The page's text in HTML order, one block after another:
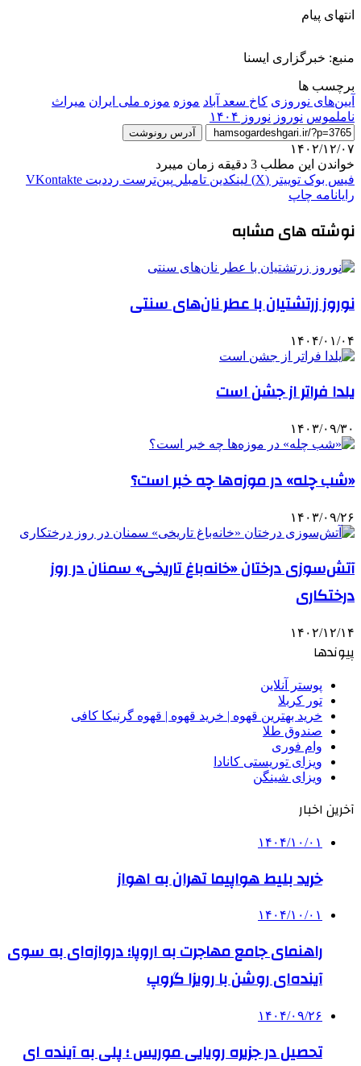
انتهای پیام
منبع: خبرگزاری ایسنا
برچسب ها
آیین‌های نوروزی کاخ سعد آباد موزه موزه ملی ایران میراث
ناملموس نوروز نوروز ۱۴۰۴
آدرس رونوشت
۱۴۰۲/۱۲/۰۷
خواندن این مطلب 3 دقیقه زمان میبرد
فیس بوک توییتر (X) لینکدین ‫تامبلر ‫پین‌ترست ‫رددیت ‫VKontakte
رایانامه چاپ
نوشته های مشابه
نوروز زرتشتیان با عطر نان‌های سنتی
۱۴۰۴/۰۱/۰۴
یلدا فراتر از جشن است
۱۴۰۳/۰۹/۳۰
«شب چله» در موزه‌ها چه خبر است؟
۱۴۰۳/۰۹/۲۶
آتش‌سوزی درختان «خانه‌باغ تاریخی» سمنان در روز
درختکاری
۱۴۰۲/۱۲/۱۴
پیوندها
پوستر آنلاین
تور کربلا
خرید بهترین قهوه | خرید قهوه | قهوه گرنیکا کافی
صندوق طلا
وام فوری
ویزای توریستی کانادا
ویزای شینگن
آخرین اخبار
۱۴۰۴/۱۰/۰۱
خرید بلیط هواپیما تهران به اهواز
۱۴۰۴/۱۰/۰۱
راهنمای جامع مهاجرت به اروپا؛ دروازه‌ای به سوی
آینده‌ای روشن با رویزا گروپ
۱۴۰۴/۰۹/۲۶
تحصیل در جزیره رویایی موریس ؛ پلی به آینده ‌ای